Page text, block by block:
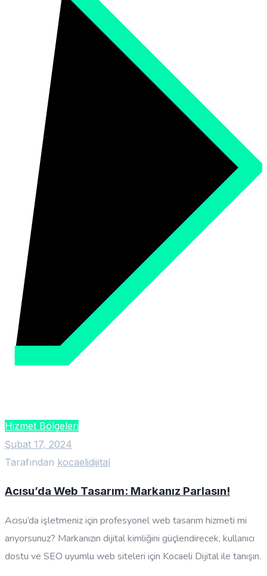
Hizmet Bölgeleri
Şubat 17, 2024
Tarafından kocaelidijital
Acısu’da Web Tasarım: Markanız Parlasın!
Acısu’da işletmeniz için profesyonel web tasarım hizmeti mi
arıyorsunuz? Markanızın dijital kimliğini güçlendirecek, kullanıcı
dostu ve SEO uyumlu web siteleri için Kocaeli Dijital ile tanışın.